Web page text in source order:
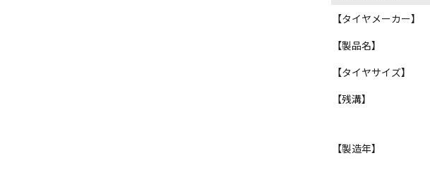
【タイヤメーカー】
【製品名】
【タイヤサイズ】
【残溝】
【製造年】